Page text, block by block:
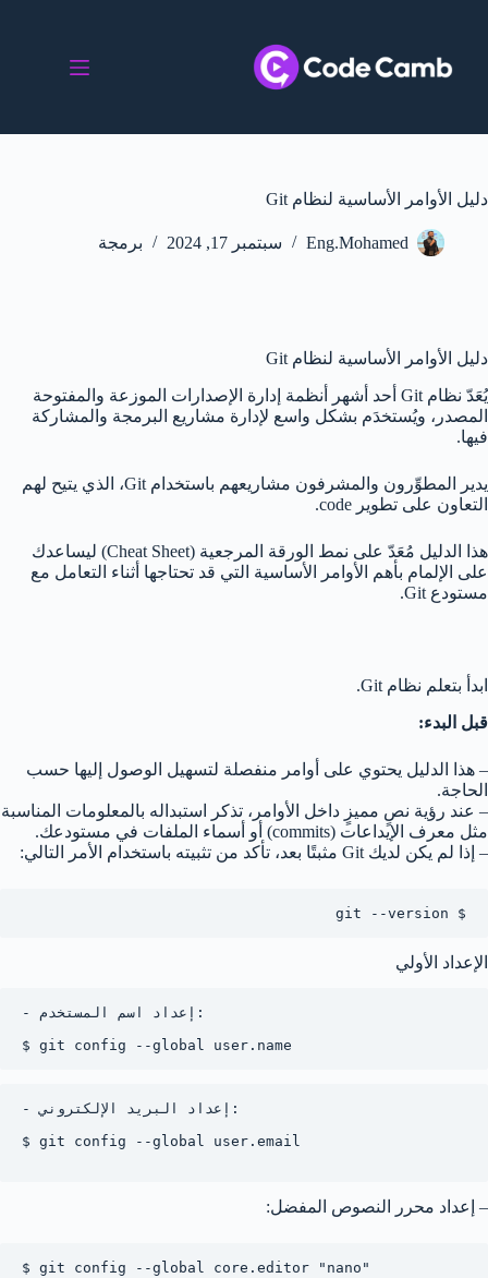
دليل الأوامر الأساسية لنظام Git
Eng.Mohamed سبتمبر 17, 2024 برمجة
دليل الأوامر الأساسية لنظام Git
يُعَدّ نظام Git أحد أشهر أنظمة إدارة الإصدارات الموزعة والمفتوحة
المصدر، ويُستخدَم بشكل واسع لإدارة مشاريع البرمجة والمشاركة
فيها.
يدير المطوِّرون والمشرفون مشاريعهم باستخدام Git، الذي يتيح لهم
التعاون على تطوير code.
هذا الدليل مُعَدّ على نمط الورقة المرجعية (Cheat Sheet) ليساعدك
على الإلمام بأهم الأوامر الأساسية التي قد تحتاجها أثناء التعامل مع
مستودع Git.
ابدأ بتعلم نظام Git.
قبل البدء:
– هذا الدليل يحتوي على أوامر منفصلة لتسهيل الوصول إليها حسب
الحاجة.
– عند رؤية نصٍ مميزٍ داخل الأوامر، تذكر استبداله بالمعلومات المناسبة
مثل معرف الإيداعات (commits) أو أسماء الملفات في مستودعك.
– إذا لم يكن لديك Git مثبتًا بعد، تأكد من تثبيته باستخدام الأمر التالي:
$ git --version
الإعداد الأولي
- إعداد اسم المستخدم:
- إعداد البريد الإلكتروني:
$ git config --global user.email
– إعداد محرر النصوص المفضل:
$ git config --global core.editor "nano"